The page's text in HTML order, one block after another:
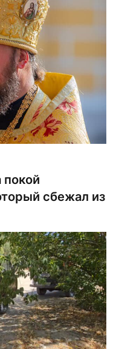
правду и мир» —
военным, погибшим
[…]
сбежал из